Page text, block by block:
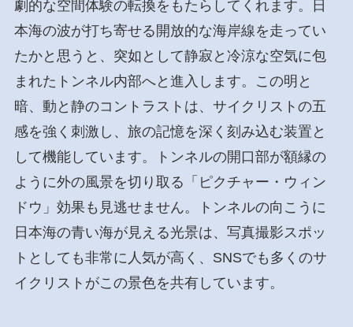
劇的な空間体験の転換をもたらしてくれます。日
本海の波が打ち寄せる開放的な海岸線を走ってい
たかと思うと、突如として静寂と冷涼な空気に包
まれたトンネル内部へと進入します。この明と
暗、動と静のコントラストは、サイクリストの五
感を強く刺激し、旅の記憶を深く刻み込む装置と
して機能しています。トンネルの開口部が額縁の
ように外の風景を切り取る「ピクチャー・ウィン
ドウ」効果も見逃せません。トンネルの向こうに
日本海の青い海が見える光景は、写真撮影スポッ
トとしても非常に人気が高く、SNSでも多くのサ
イクリストがこの景色を共有しています。